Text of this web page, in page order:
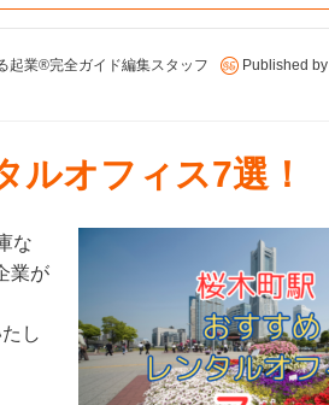
起業®完全ガイド編集スタッフ Published by
ルオフィス7選！
な
業が
し